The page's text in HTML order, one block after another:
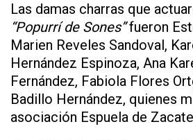
Las damas charras que
“Popurrí de Sones”fueron
Marien Reveles Sandoval,
Hernández Espinoza, Ana
Fernández, Fabiola Flores
Badillo Hernández, quienes
asociación Espuela de